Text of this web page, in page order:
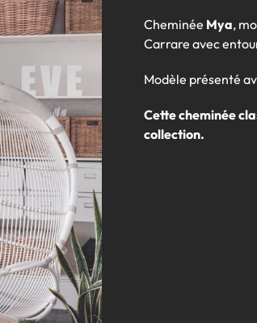
Cheminée Mya,
Carrare avec
Modèle présenté
Cette cheminée
collection.